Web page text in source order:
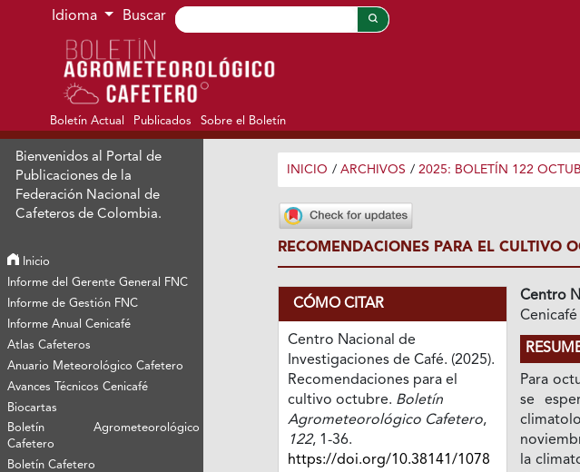
Ir al menú de navegación principal
Ir al contenido principal
Ir al pie de página del sitio
Idioma Buscar
Boletín Actual Publicados Sobre el Boletín
Bienvenidos al Portal de
Publicaciones de la
Federación Nacional de
Cafeteros de Colombia.
Inicio
Informe del Gerente General FNC
Informe de Gestión FNC
Informe Anual Cenicafé
Atlas Cafeteros
Anuario Meteorológico Cafetero
Avances Técnicos Cenicafé
Biocartas
Boletín Agrometeorológico
Cafetero
Boletín Cafetero
INICIO / ARCHIVOS / 2025: BOLETÍN 122
RECOMENDACIONES PARA EL CULTIVO
CÓMO CITAR
Centro Nacional de
Investigaciones de Café. (2025).
Recomendaciones para el
cultivo octubre. Boletín
Agrometeorológico Cafetero,
122, 1-36.
https://doi.org/10.38141/1078
Centro
Cenicafé
Para
se
la